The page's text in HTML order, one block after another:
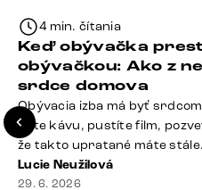
4 min. čítania
Keď obývačka
obývačkou: Ako z
srdce domova
Obývacia izba má byť
dáte kávu, pustíte film,
že takto upratané máte
sedačky, ovládač záhadne
slúži ako odkladisko
Lucie Neužilová
29. 6. 2026